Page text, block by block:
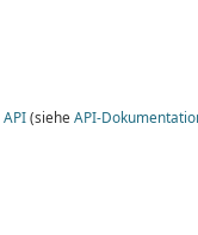
API(siehe API-